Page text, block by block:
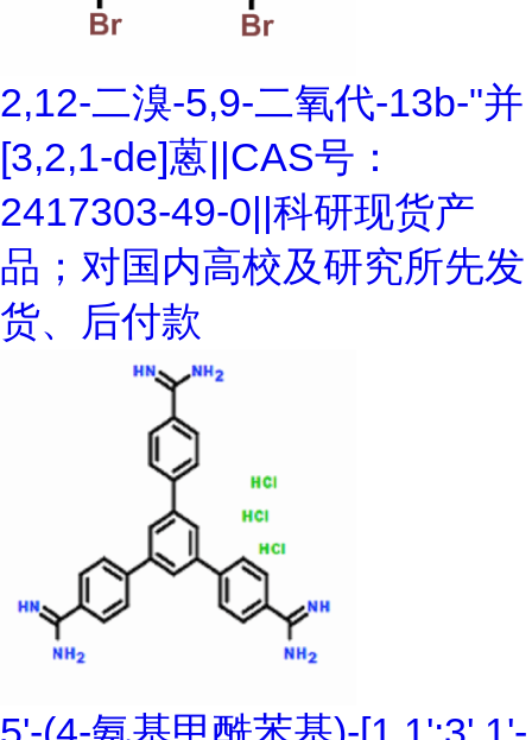
2,12-二溴-5,9-二氧代-13b-"并
[3,2,1-de]蒽||CAS号：
2417303-49-0||科研现货产
品；对国内高校及研究所先发
货、后付款